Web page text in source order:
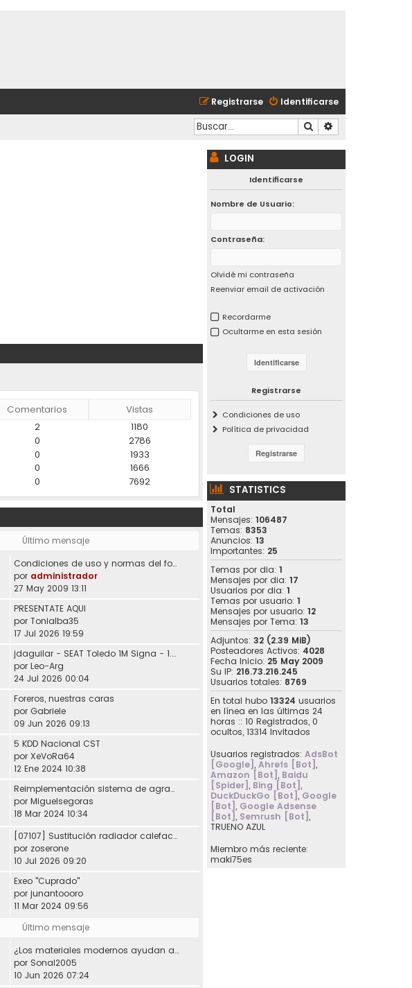
Identificarse
Registrarse
Buscar
Comentarios
Vistas
2
1180
0
2786
0
1933
0
1666
0 7692
Último mensaje
Condiciones de uso y normas del foro.
por administrador
27 May 2009 13:11
PRESENTATE AQUI
por Tonialba35
17 Jul 2026 19:59
jdaguilar - SEAT Toledo 1M Signa - 1.8 20V 125CV Automático - 10/2001
por Leo-Arg
24 Jul 2026 00:04
Foreros, nuestras caras
por Gabriele
09 Jun 2026 09:13
5 KDD Nacional CST
por XeVoRa64
12 Ene 2024 10:38
Reimplementación sistema de agradecimiento en los posts
por Miguelsegoras
18 Mar 2024 10:34
[07107] Sustitución radiador calefacción Seat Toledo I
por zoserone
10 Jul 2026 09:20
Exeo "Cuprado"
por junantoooro
11 Mar 2024 09:56
Último mensaje
¿Los materiales modernos ayudan a reducir los problemas de desgaste en los coches?
por Sonal2005
10 Jun 2026 07:24
LOGIN
Identificarse
Nombre de Usuario:
Contraseña:
Olvidé mi contraseña
Reenviar email de activación
Recordarme
Ocultarme en esta sesión
Registrarse
Condiciones de uso
Política de privacidad
STATISTICS
Total
Mensajes: 106487
Temas: 8353
Anuncios: 13
Importantes: 25
Temas por dia: 1
Mensajes por dia: 17
Usuarios por dia: 1
Temas por usuario: 1
Mensajes por usuario: 12
Mensajes por Tema: 13
Adjuntos: 32 (2.39 MiB)
Posteadores Activos: 4028
Fecha Inicio: 25 May 2009
Su IP: 216.73.216.245
Usuarios totales: 8769
En total hubo 13324 usuarios
en línea en las últimas 24
horas :: 10 Registrados, 0
ocultos, 13314 Invitados
Usuarios registrados: AdsBot
[Google], Ahrefs [Bot],
Amazon [Bot], Baidu
[Spider], Bing [Bot],
DuckDuckGo [Bot], Google
[Bot], Google Adsense
[Bot], Semrush [Bot],
TRUENO AZUL
Miembro más reciente:
maki75es